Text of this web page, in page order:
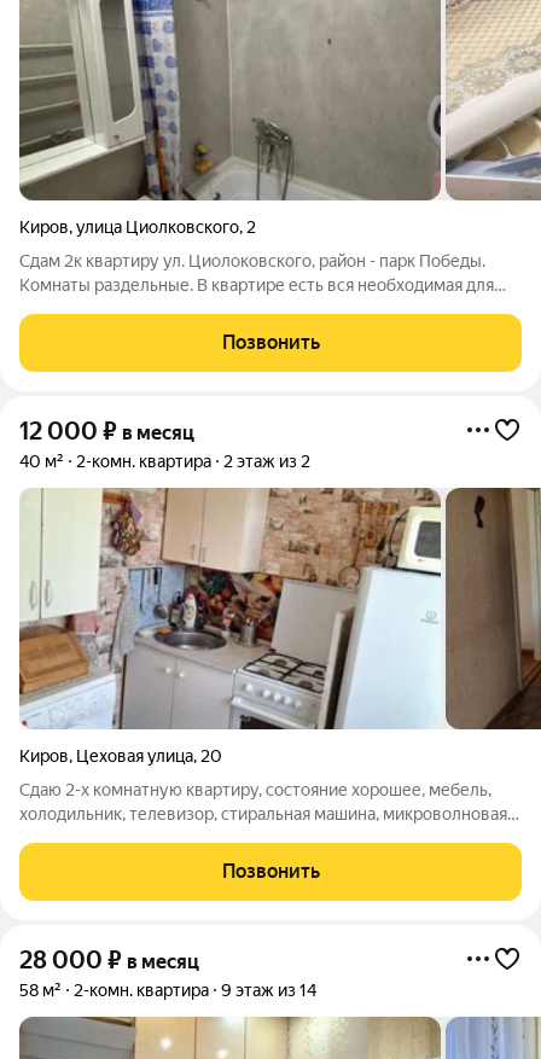
Киров,улица Циолковского, 2
Сдам 2к квартиру ул. Циолоковского, район - парк Победы.
Комнаты раздельные. В квартире есть вся необходимая для
холодильник, телевизор, микроволновая печь, плита). Цена 17
000 рублей.
Позвонить
12 000 ₽ в месяц
40 м² 2-комн. квартира 2 этаж из 2
Киров, Цеховая улица, 20
Сдаю 2-х комнатную квартиру, состояние хорошее, мебель,
холодильник, телевизор, стиральная машина, микроволновая
Позвонить
28 000 ₽ в месяц
58 м² 2-комн. квартира 9 этаж из 14